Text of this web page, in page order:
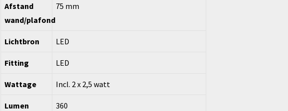
Afstand
wand/plafond
75 mm
Lichtbron LED
Fitting LED
Wattage Incl. 2 x 2,5 watt
Lumen 360